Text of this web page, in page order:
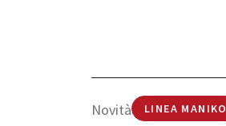
Novità LINEA MANIKO